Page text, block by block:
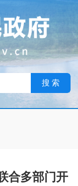
搜 索
合多部门开